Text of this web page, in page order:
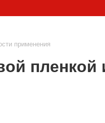
применения
пленкой